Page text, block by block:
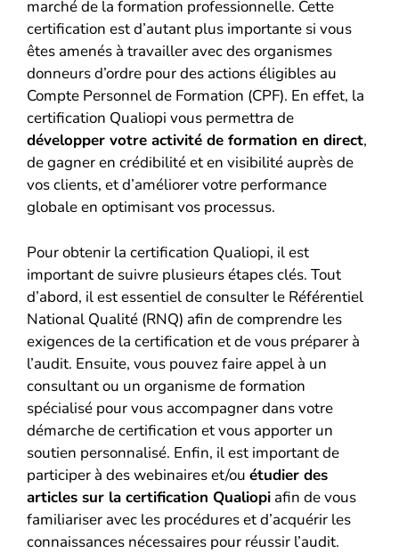
marché de la formation professionnelle. Cette
certification est d’autant plus importante si vous
êtes amenés à travailler avec des organismes
donneurs d’ordre pour des actions éligibles au
Compte Personnel de Formation (CPF). En effet, la
certification Qualiopi vous permettra de
développer votre activité de formation en direct,
de gagner en crédibilité et en visibilité auprès de
vos clients, et d’améliorer votre performance
globale en optimisant vos processus.
Pour obtenir la certification Qualiopi, il est
important de suivre plusieurs étapes clés. Tout
d’abord, il est essentiel de consulter le Référentiel
National Qualité (RNQ) afin de comprendre les
exigences de la certification et de vous préparer à
l’audit. Ensuite, vous pouvez faire appel à un
consultant ou un organisme de formation
spécialisé pour vous accompagner dans votre
démarche de certification et vous apporter un
soutien personnalisé. Enfin, il est important de
participer à des webinaires et/ou étudier des
articles sur la certification Qualiopi afin de vous
familiariser avec les procédures et d’acquérir les
connaissances nécessaires pour réussir l’audit.